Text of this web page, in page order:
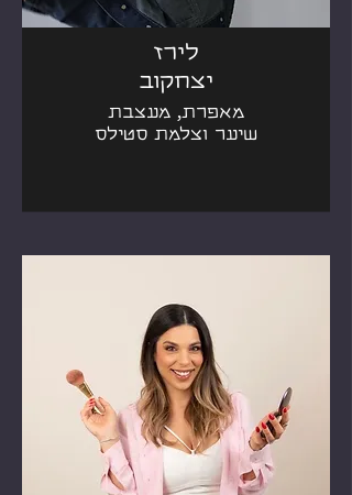
לירז
יצחקוב
מאפרת, מעצבת
שיער וצלמת סטילס